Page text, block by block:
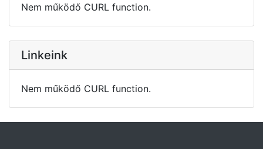
Nem működő CURL function.
Linkeink
Nem működő CURL function.